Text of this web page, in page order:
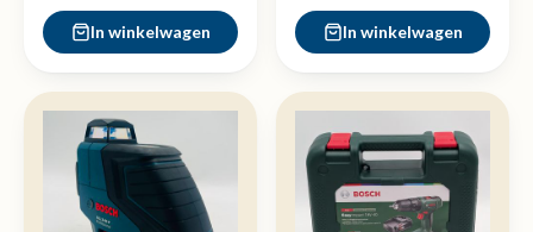
In winkelwagen In winkelwagen